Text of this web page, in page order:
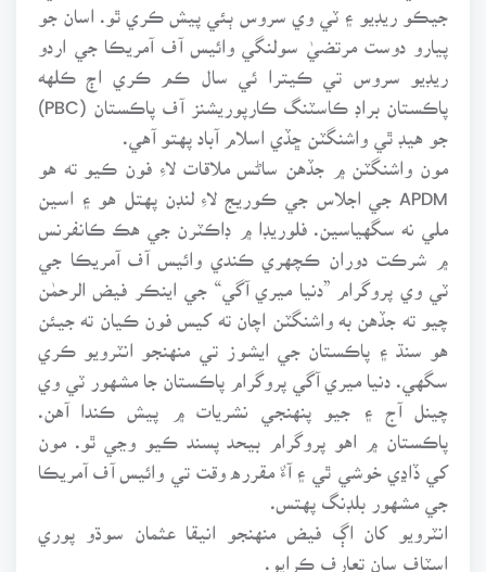
جيڪو ريڊيو ۽ ٽي وي سروس ٻئي پيش ڪري ٿو. اسان جو
پيارو دوست مرتضيٰ سولنگي وائيس آف آمريڪا جي اردو
ريڊيو سروس تي ڪيترا ئي سال ڪم ڪري اڄ ڪلهه
پاڪستان براڊ ڪاسٽنگ ڪارپوريشنز آف پاڪستان (PBC)
جو هيڊ ٿي واشنگٽن ڇڏي اسلام آباد پهتو آهي.
مون واشنگٽن ۾ جڏهن ساڻس ملاقات لاءِ فون ڪيو ته هو
APDM جي اجلاس جي ڪوريج لاءِ لنڊن پهتل هو ۽ اسين
ملي نه سگهياسين. فلوريڊا ۾ ڊاڪٽرن جي هڪ ڪانفرنس
۾ شرڪت دوران ڪچهري ڪندي وائيس آف آمريڪا جي
ٽي وي پروگرام ”دنيا ميري آگي“ جي اينڪر فيض الرحمٰن
چيو ته جڏهن به واشنگٽن اچان ته کيس فون ڪيان ته جيئن
هو سنڌ ۽ پاڪستان جي ايشوز تي منهنجو انٽرويو ڪري
سگهي. دنيا ميري آگي پروگرام پاڪستان جا مشهور ٽي وي
چينل آج ۽ جيو پنهنجي نشريات ۾ پيش ڪندا آهن.
پاڪستان ۾ اهو پروگرام بيحد پسند ڪيو وڃي ٿو. مون
کي ڏاڍي خوشي ٿي ۽ آءٌ مقرره وقت تي وائيس آف آمريڪا
جي مشهور بلڊنگ پهتس.
انٽرويو کان اڳ فيض منهنجو انيقا عثمان سوڌو پوري
اسٽاف سان تعارف ڪرايو.